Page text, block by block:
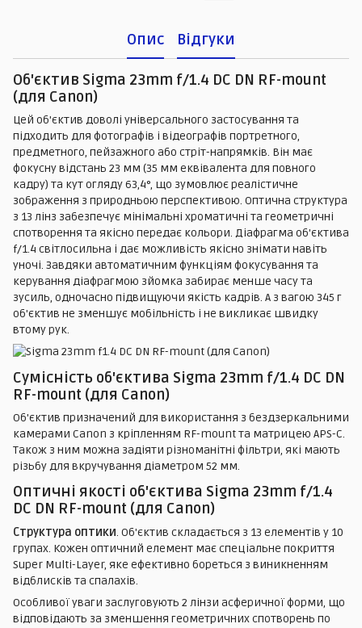
Опис Відгуки
Об'єктив Sigma 23mm f/1.4 DC DN RF-mount
(для Canon)
Цей об'єктив доволі універсального застосування та
підходить для фотографів і відеографів портретного,
предметного, пейзажного або стріт-напрямків. Він має
фокусну відстань 23 мм (35 мм еквівалента для повного
кадру) та кут огляду 63,4°, що зумовлює реалістичне
зображення з природньою перспективою. Оптична структура
з 13 лінз забезпечує мінімальні хроматичні та геометричні
спотворення та якісно передає кольори. Діафрагма об'єктива
f/1.4 світлосильна і дає можливість якісно знімати навіть
уночі. Завдяки автоматичним функціям фокусування та
керування діафрагмою зйомка забирає менше часу та
зусиль, одночасно підвищуючи якість кадрів. А з вагою 345 г
об'єктив не зменшує мобільність і не викликає швидку
втому рук.
Сумісність об'єктива Sigma 23mm f/1.4 DC DN
RF-mount (для Canon)
Об'єктив призначений для використання з бездзеркальними
камерами Canon з кріпленням RF-mount та матрицею APS-C.
Також з ним можна задіяти різноманітні фільтри, які мають
різьбу для вкручування діаметром 52 мм.
Оптичні якості об'єктива Sigma 23mm f/1.4
DC DN RF-mount (для Canon)
Структура оптики. Об'єктив складається з 13 елементів у 10
групах. Кожен оптичний елемент має спеціальне покриття
Super Multi-Layer, яке ефективно бореться з виникненням
відблисків та спалахів.
Особливої уваги заслуговують 2 лінзи асферичної форми, що
відповідають за зменшення геометричних спотворень по